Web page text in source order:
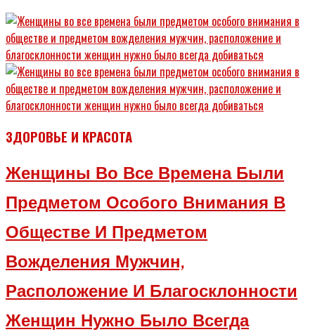
ЗДОРОВЬЕ И КРАСОТА
Женщины Во Все Времена Были
Предметом Особого Внимания В
Обществе И Предметом
Вожделения Мужчин,
Расположение И Благосклонности
Женщин Нужно Было Всегда